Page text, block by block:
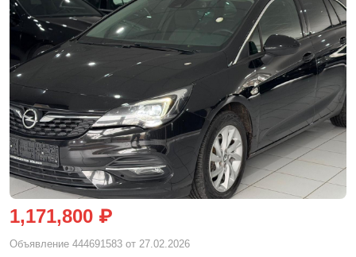
1,171,800 ₽
Объявление 444691583 от 27.02.2026